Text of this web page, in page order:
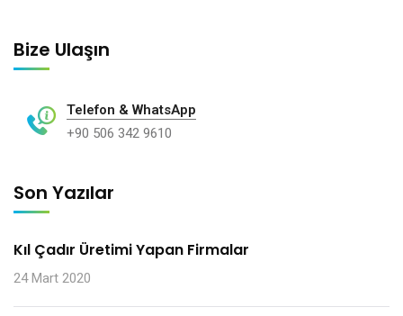
Bize Ulaşın
Telefon & WhatsApp
+90 506 342 9610
Son Yazılar
Kıl Çadır Üretimi Yapan Firmalar
24 Mart 2020